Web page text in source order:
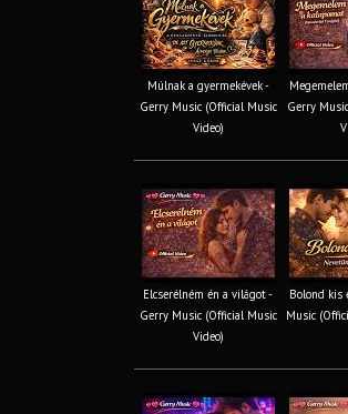
Múlnak a gyermekévek -
Gerry Music (Official Music
Video)
Gerry
Elcserélném én a világot -
Gerry Music (Official Music
Video)
Bolond kis
Music